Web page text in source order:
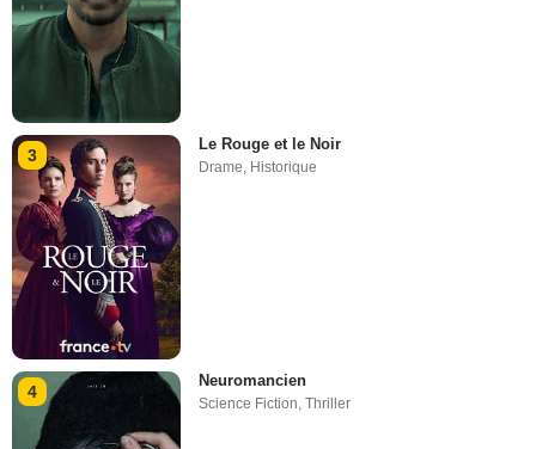
3
Le Rouge et le Noir
Drame Historique
4
Neuromancien
Science Fiction,Thriller